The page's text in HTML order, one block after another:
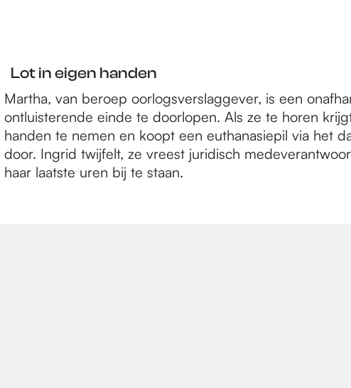
Lot in eigen handen
Martha, van beroep oorlogsverslaggever, is een
ontluisterende einde te doorlopen. Als ze te horen
handen te nemen en koopt een euthanasiepil via het
door. Ingrid twijfelt, ze vreest juridisch
haar laatste uren bij te staan.